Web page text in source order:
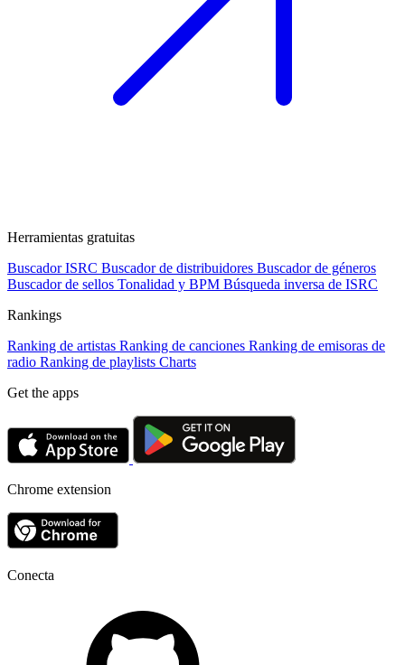
Herramientas gratuitas
Buscador ISRC Buscador de distribuidores Buscador de géneros
Buscador de sellos Tonalidad y BPM Búsqueda inversa de ISRC
Rankings
Ranking de artistas Ranking de canciones Ranking de emisoras de
radio Ranking de playlists Charts
Get the apps
Chrome extension
Conecta